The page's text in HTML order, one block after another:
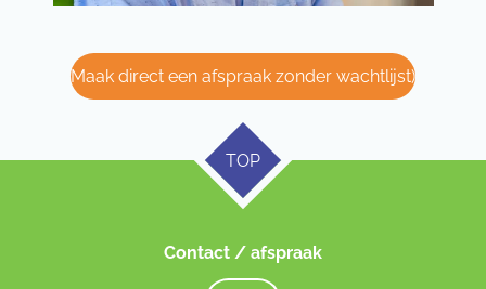
Maak direct een afspraak zonder wachtlijst)
TOP
Contact / afspraak